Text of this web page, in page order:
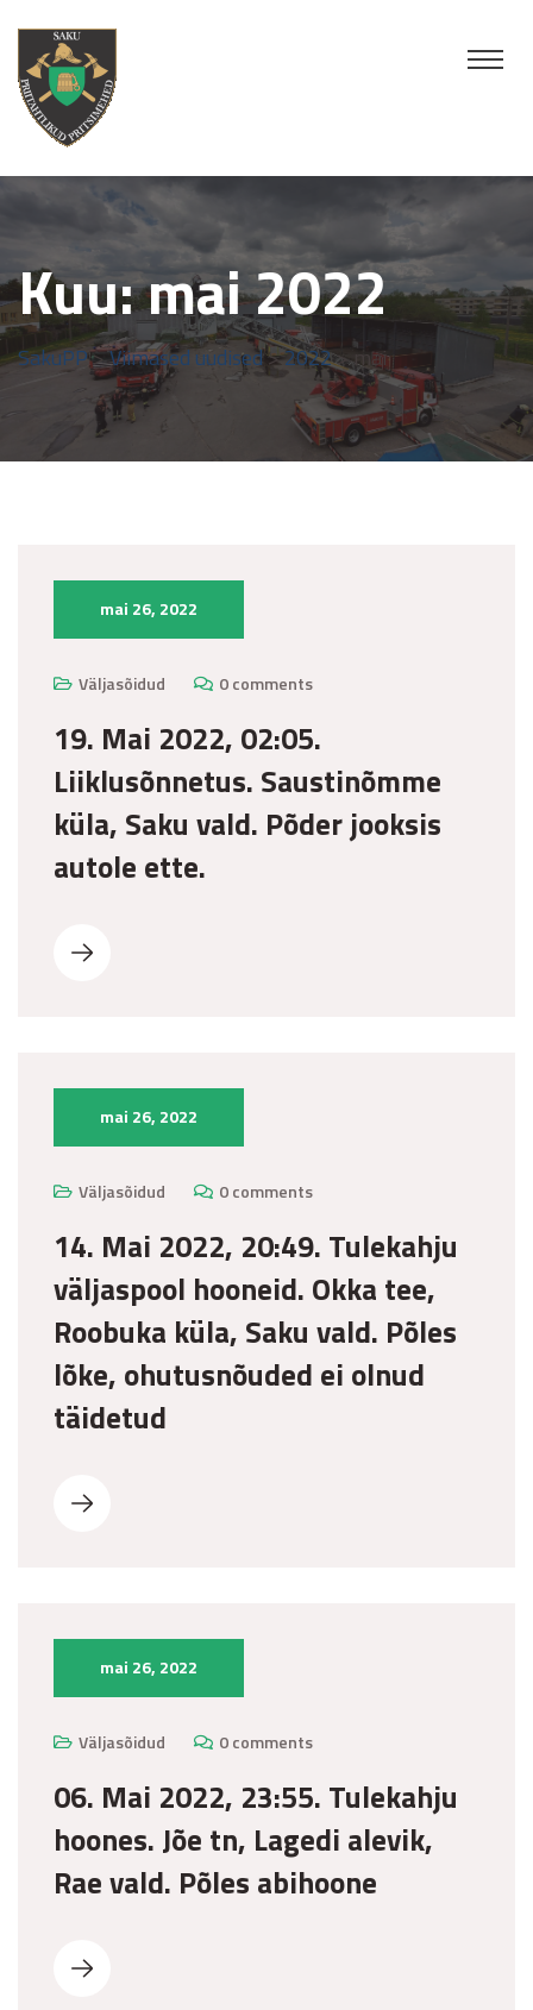
Kuu:mai 2022
SakuPP>Viimased uudised>2022> mai
mai 26, 2022
Väljasõidud 0 comments
19. Mai 2022, 02:05.
Liiklusõnnetus. Saustinõmme
küla, Saku vald. Põder jooksis
autole ette.
mai 26, 2022
Väljasõidud 0 comments
14. Mai 2022, 20:49. Tulekahju
väljaspool hooneid. Okka tee,
Roobuka küla, Saku vald. Põles
lõke, ohutusnõuded ei olnud
täidetud
mai 26, 2022
Väljasõidud 0 comments
06. Mai 2022, 23:55. Tulekahju
hoones. Jõe tn, Lagedi alevik,
Rae vald. Põles abihoone